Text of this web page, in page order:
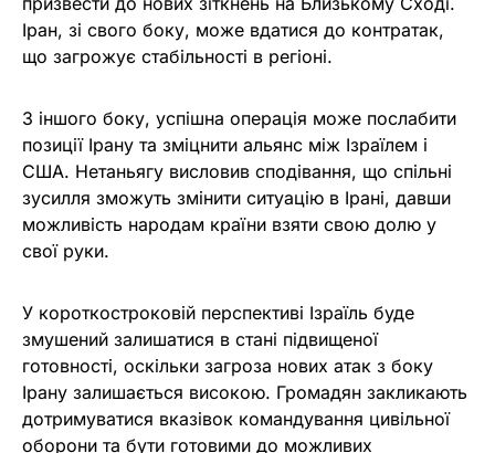
Іран, зі свого боку, може вдатися до контратак,
що загрожує стабільності в регіоні.
З іншого боку, успішна операція може послабити
позиції Ірану та зміцнити альянс між Ізраїлем і
США. Нетаньягу висловив сподівання, що спільні
зусилля зможуть змінити ситуацію в Ірані, давши
можливість народам країни взяти свою долю у
свої руки.
У короткостроковій перспективі Ізраїль буде
змушений залишатися в стані підвищеної
готовності, оскільки загроза нових атак з боку
Ірану залишається високою. Громадян закликають
дотримуватися вказівок командування цивільної
оборони та бути готовими до можливих